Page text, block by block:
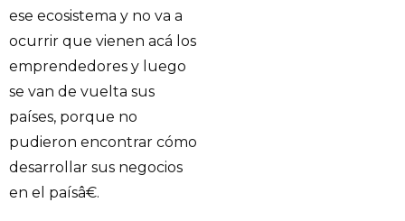
ese ecosistema y no va a
ocurrir que vienen acá los
emprendedores y luego
se van de vuelta sus
países, porque no
pudieron encontrar cómo
desarrollar sus negocios
en el paísâ€.